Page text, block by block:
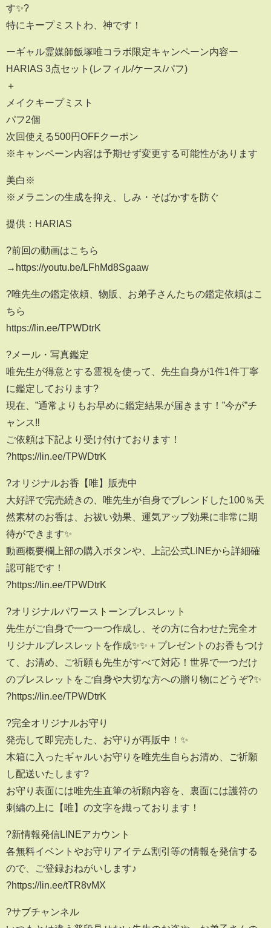
す✨?
特にキープミストわ、神です！
ーギャル霊媒師飯塚唯コラボ限定キャンペーン内容ー
HARIAS 3点セット(レフィル/ケース/パフ)
＋
メイクキープミスト
パフ2個
次回使える500円OFFクーポン
※キャンペーン内容は予期せず変更する可能性があります
美白※
※メラニンの生成を抑え、しみ・そばかすを防ぐ
提供：HARIAS
?前回の動画はこちら
→https://youtu.be/LFhMd8Sgaaw
?唯先生の鑑定依頼、物販、お弟子さんたちの鑑定依頼はこ
ちら
https://lin.ee/TPWDtrK
?メール・写真鑑定
唯先生が得意とする霊視を使って、先生自身が1件1件丁寧
に鑑定しております?
現在、”通常よりもお早めに鑑定結果が届きます！”今が”チ
ャンス‼️
ご依頼は下記より受け付けております！
?https://lin.ee/TPWDtrK
?オリジナルお香【唯】販売中
大好評で完売続きの、唯先生が自身でブレンドした100％天
然素材のお香は、お祓い効果、運気アップ効果に非常に期
待ができます✨
動画概要欄上部の購入ボタンや、上記公式LINEから詳細確
認可能です！
?https://lin.ee/TPWDtrK
?オリジナルパワーストーンブレスレット
先生がご自身で一つ一つ作成し、その方に合わせた完全オ
リジナルブレスレットを作成✨✨＋プレゼントのお香もつけ
て、お清め、ご祈願も先生がすべて対応！世界で一つだけ
のブレスレットをご自身や大切な方への贈り物にどうぞ?✨
?https://lin.ee/TPWDtrK
?完全オリジナルお守り
発売して即完売した、お守りが再販中！✨
木箱に入ったギャルいお守りを唯先生自らお清め、ご祈願
し配送いたします?
お守り表面には唯先生直筆の祈願内容を、裏面には護符の
刺繍の上に【唯】の文字を織っております！
?新情報発信LINEアカウント
各無料イベントやお守りアイテム割引等の情報を発信する
ので、ご登録おねがいします♪
?https://lin.ee/tTR8vMX
?サブチャンネル